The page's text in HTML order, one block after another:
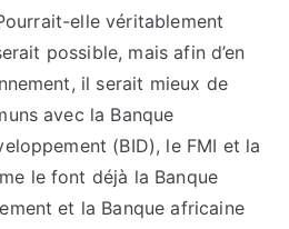
elle véritablement
possible, mais afin d’en
il serait mieux de
avec la Banque
(BID), le FMI et la
le font déjà la Banque
et la Banque africaine